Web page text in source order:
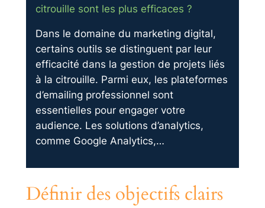
citrouille sont les plus efficaces ?
Dans le domaine du marketing digital,
certains outils se distinguent par leur
efficacité dans la gestion de projets liés
à la citrouille. Parmi eux, les plateformes
d’emailing professionnel sont
essentielles pour engager votre
audience. Les solutions d’analytics,
comme Google Analytics,…
Définir des objectifs clairs